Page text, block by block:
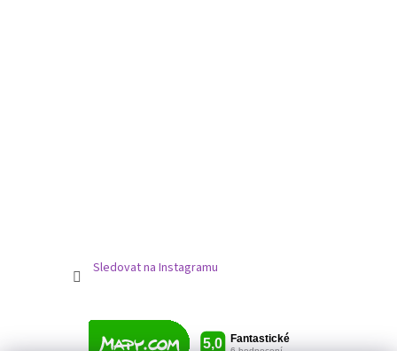
Sledovat na Instagramu